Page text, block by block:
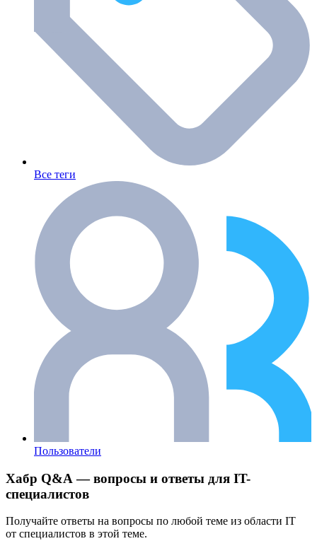
Все теги
Пользователи
Хабр Q&A — вопросы и ответы для IT-
специалистов
Получайте ответы на вопросы по любой теме из области IT
от специалистов в этой теме.